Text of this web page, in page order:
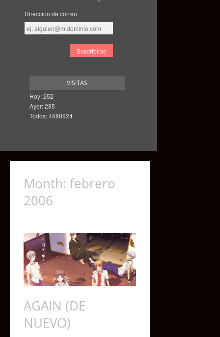
Dirección de correo
Dirección
de
VISITAS
Hoy: 252
Ayer: 285
Todos: 4688924
Month: febrero
2006
AGAIN (DE
NUEVO)